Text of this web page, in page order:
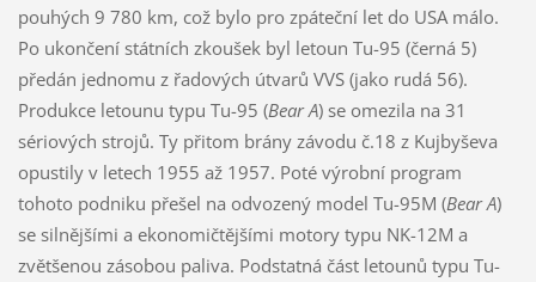
pouhých 9 780 km, což bylo pro zpáteční let do USA málo.
Po ukončení státních zkoušek byl letoun Tu-95 (černá 5)
předán jednomu z řadových útvarů VVS (jako rudá 56).
Produkce letounu typu Tu-95 (Bear A) se omezila na 31
sériových strojů. Ty přitom brány závodu č.18 z Kujbyševa
opustily v letech 1955 až 1957. Poté výrobní program
tohoto podniku přešel na odvozený model Tu-95M (Bear A)
se silnějšími a ekonomičtějšími motory typu NK-12M a
zvětšenou zásobou paliva. Podstatná část letounů typu Tu-